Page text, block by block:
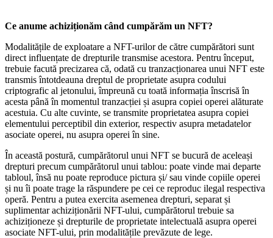
Ce anume achiziționăm când cumpărăm un NFT?
Modalitățile de exploatare a NFT-urilor de către cumpărători sunt
direct influențate de drepturile transmise acestora. Pentru început,
trebuie facută precizarea că, odată cu tranzacționarea unui NFT este
transmis întotdeauna dreptul de proprietate asupra codului
criptografic al jetonului, împreună cu toată informația înscrisă în
acesta până în momentul tranzacției și asupra copiei operei alăturate
acestuia. Cu alte cuvinte, se transmite proprietatea asupra copiei
elementului perceptibil din exterior, respectiv asupra metadatelor
asociate operei, nu asupra operei în sine.
În această postură, cumpărătorul unui NFT se bucură de aceleași
drepturi precum cumpărătorul unui tablou: poate vinde mai departe
tabloul, însă nu poate reproduce pictura și/ sau vinde copiile operei
și nu îi poate trage la răspundere pe cei ce reproduc ilegal respectiva
operă. Pentru a putea exercita asemenea drepturi, separat și
suplimentar achiziționării NFT-ului, cumpărătorul trebuie sa
achiziționeze și drepturile de proprietate intelectuală asupra operei
asociate NFT-ului, prin modalitățile prevăzute de lege.